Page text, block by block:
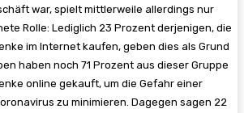
war, spielt mittlerweile allerdings nur
Rolle: Lediglich 23 Prozent derjenigen, die
im Internet kaufen, geben dies als Grund
haben noch 71 Prozent aus dieser Gruppe
online gekauft, um die Gefahr einer
zu minimieren. Dagegen sagen 22